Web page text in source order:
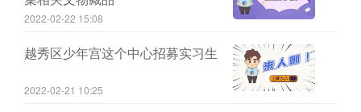
2022-02-22 15:08
越秀区少年宫这个中心招募实习生
2022-02-21 10:25